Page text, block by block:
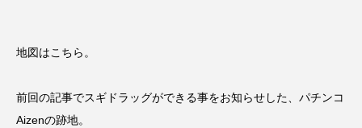
地図はこちら。
前回の記事でスギドラッグができる事をお知らせした、パチンコ
Aizenの跡地。